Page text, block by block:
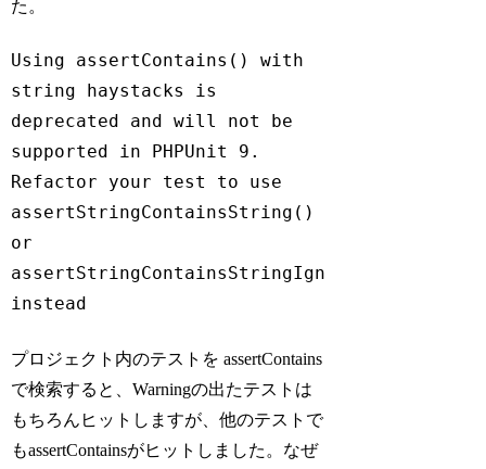
た。
Using assertContains() with
string haystacks is
deprecated and will not be
supported in PHPUnit 9.
Refactor your test to use
assertStringContainsString()
or
assertStringContainsStringIgnoringCase()
instead
プロジェクト内のテストを assertContains
で検索すると、Warningの出たテストは
もちろんヒットしますが、他のテストで
もassertContainsがヒットしました。なぜ